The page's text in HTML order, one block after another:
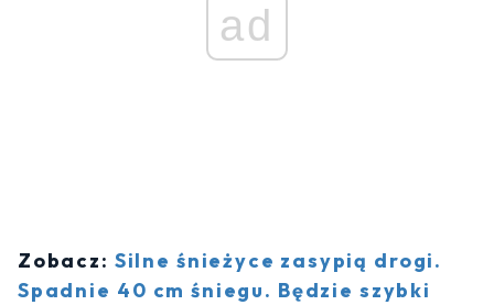
ad
Zobacz: Silne śnieżyce zasypią drogi.
Spadnie 40 cm śniegu. Będzie szybki